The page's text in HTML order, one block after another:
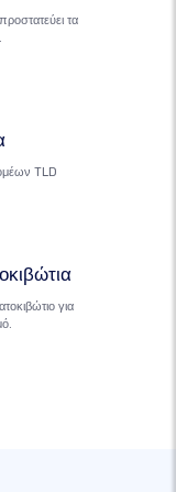
τα
TLD
για